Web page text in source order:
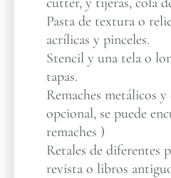
Pasta de textura o
acrílicas y pinceles.
Stencil y una tela o
tapas.
Remaches metálicos
opcional, se puede
remaches )
Retales de diferentes
revista o libros